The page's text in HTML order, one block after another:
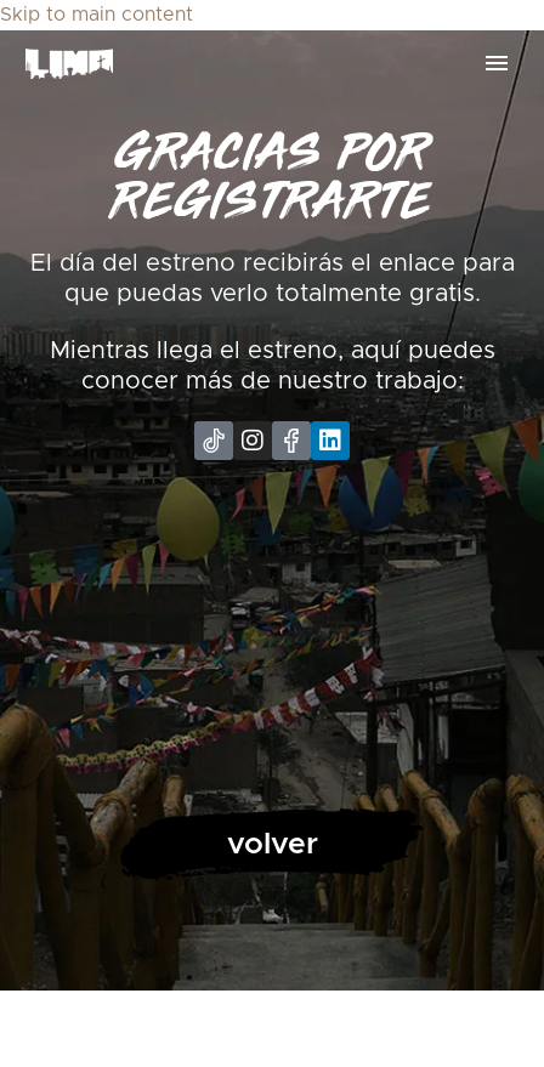
Skip to main content
GRACIAS POR
REGISTRARTE
El día del estreno recibirás el enlace para
que puedas verlo totalmente gratis.
Mientras llega el estreno, aquí puedes
conocer más de nuestro trabajo:
volver